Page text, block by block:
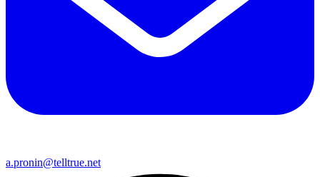
a.pronin@telltrue.net